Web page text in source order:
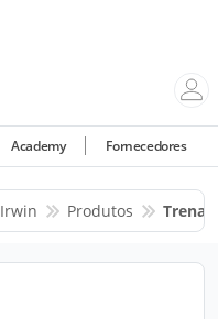
Academy Fornecedores
Irwin Produtos Trena